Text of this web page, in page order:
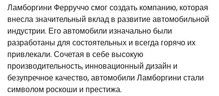
Ламборгини Ферруччо смог создать компанию, которая
внесла значительный вклад в развитие автомобильной
индустрии. Его автомобили изначально были
разработаны для состоятельных и всегда горячо их
привлекали. Сочетая в себе высокую
производительность, инновационный дизайн и
безупречное качество, автомобили Ламборгини стали
символом роскоши и престижа.